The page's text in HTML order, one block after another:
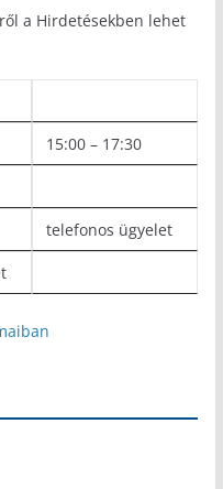
a Hirdetésekben lehet
15:00 – 17:30
telefonos ügyelet